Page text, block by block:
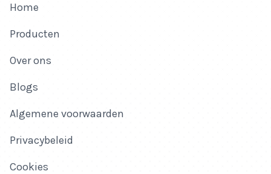
Home
Producten
Over ons
Blogs
Algemene voorwaarden
Privacybeleid
Cookies